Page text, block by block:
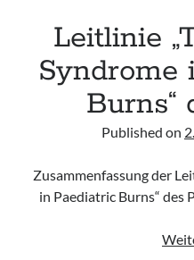
Leitlinie
Syndrome
Burns“
Published on
Zusammenfassung der
in Paediatric Burns“ des